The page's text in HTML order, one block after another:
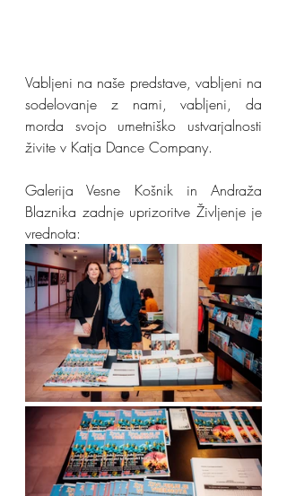
Vabljeni na naše predstave, vabljeni na
sodelovanje z nami, vabljeni, da
morda svojo umetniško ustvarjalnosti
živite v Katja Dance Company.
Galerija Vesne Košnik in Andraža
Blaznika zadnje uprizoritve Življenje je
vrednota: